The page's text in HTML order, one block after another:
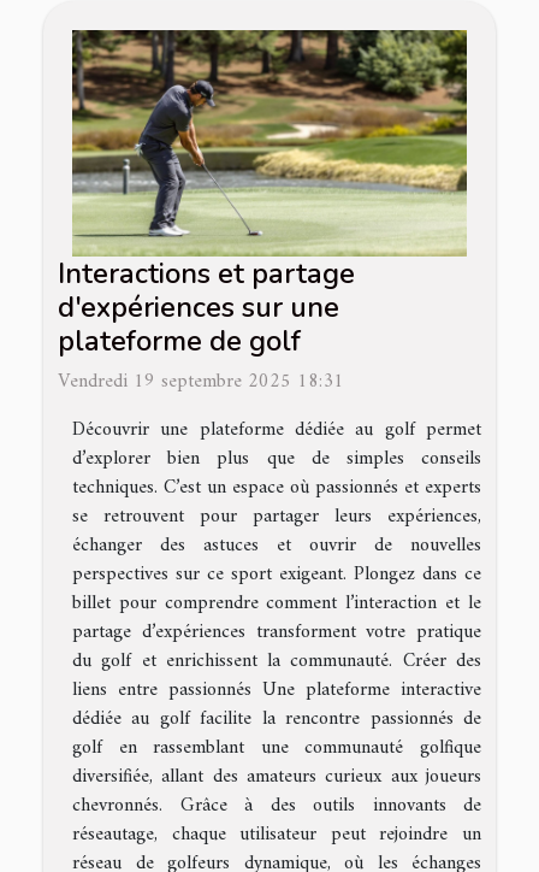
Interactions et partage
d'expériences sur une
plateforme de golf
Vendredi 19 septembre 2025 18:31
Découvrir une plateforme dédiée au golf permet
d’explorer bien plus que de simples conseils
techniques. C’est un espace où passionnés et experts
se retrouvent pour partager leurs expériences,
échanger des astuces et ouvrir de nouvelles
perspectives sur ce sport exigeant. Plongez dans ce
billet pour comprendre comment l’interaction et le
partage d’expériences transforment votre pratique
du golf et enrichissent la communauté. Créer des
liens entre passionnés Une plateforme interactive
dédiée au golf facilite la rencontre passionnés de
golf en rassemblant une communauté golfique
diversifiée, allant des amateurs curieux aux joueurs
chevronnés. Grâce à des outils innovants de
réseautage, chaque utilisateur peut rejoindre un
réseau de golfeurs dynamique, où les échanges